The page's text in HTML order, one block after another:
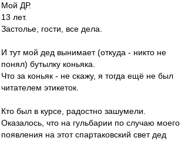
Мой ДР.
13 лет.
Застолье, гости, все дела.
И тут мой дед вынимает (откуда - никто не
понял) бутылку коньяка.
Что за коньяк - не скажу, я тогда ещё не был
читателем этикеток.
Кто был в курсе, радостно зашумели.
Оказалось, что на гульбарии по случаю моего
появления на этот спартаковский свет дед